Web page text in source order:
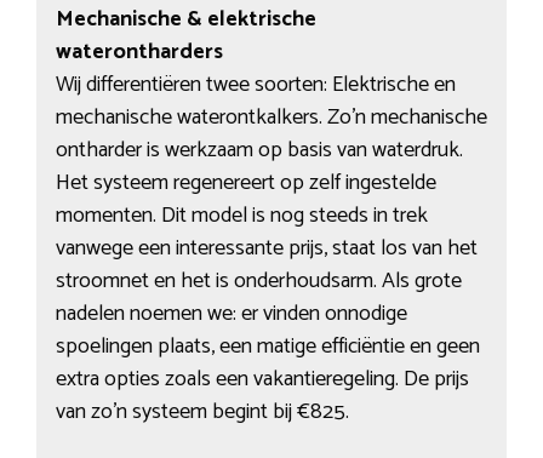
Mechanische & elektrische
waterontharders
Wij differentiëren twee soorten: Elektrische en
mechanische waterontkalkers. Zo’n mechanische
ontharder is werkzaam op basis van waterdruk.
Het systeem regenereert op zelf ingestelde
momenten. Dit model is nog steeds in trek
vanwege een interessante prijs, staat los van het
stroomnet en het is onderhoudsarm. Als grote
nadelen noemen we: er vinden onnodige
spoelingen plaats, een matige efficiëntie en geen
extra opties zoals een vakantieregeling. De prijs
van zo’n systeem begint bij €825.